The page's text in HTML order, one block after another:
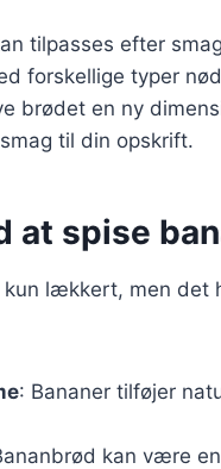
tilpasses efter
forskellige typer
brødet en ny
til din opskrift.
at spise
kun lækkert, men
: Bananer tilføjer
kan være